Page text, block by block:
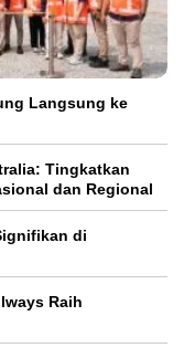
Langsung ke
Tingkatkan
dan Regional
di
Raih